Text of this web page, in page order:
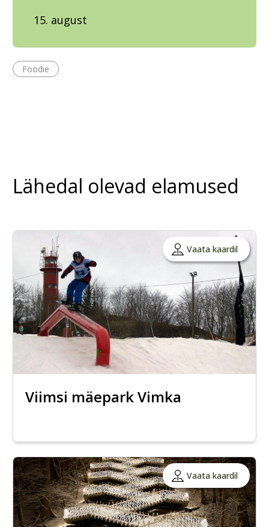
15. august
Foodie
Lähedal olevad elamused
Vaata kaardil
Viimsi mäepark Vimka
Vaata kaardil